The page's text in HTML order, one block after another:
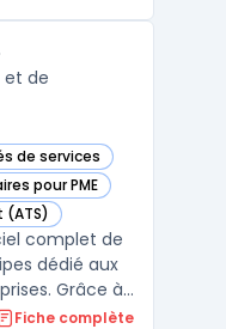
faible valeur
et de
de services
catégorie
pour PME
catégorie
catégorie
complet de
dédié aux
Grâce à
Fiche complète